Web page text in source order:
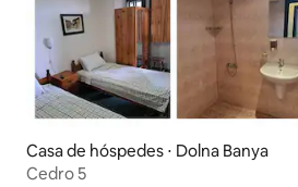
Casa de hóspedes ⋅ Dolna Banya
Cedro 5